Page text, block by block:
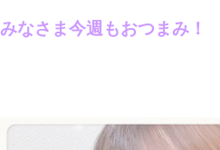
みなさま今週もおつまみ！